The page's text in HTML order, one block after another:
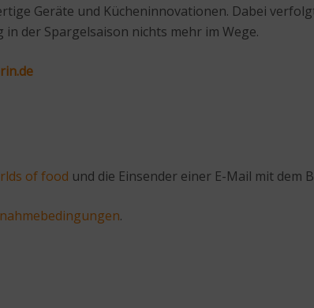
Geräte und Kücheninnovationen. Dabei
der Spargelsaison nichts mehr im Wege.
of food und die Einsender einer E-Mail mit dem
.